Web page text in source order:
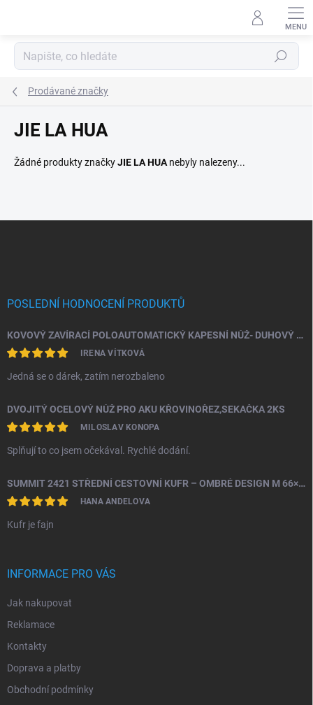
Hledat
Prodávané značky
JIE LA HUA
Žádné produkty značkyJIE LA HUA nebyly nalezeny...
POSLEDNÍ HODNOCENÍ PRODUKTŮ
KOVOVÝ ZAVÍRACÍ POLOAUTOMATICKÝ KAPESNÍ NŮŽ- DUHOVÝ ŠTÍR
IRENA VÍTKOVÁ
Jedná se o dárek, zatím nerozbaleno
DVOJITÝ OCELOVÝ NŮŽ PRO AKU KŘOVINOŘEZ,SEKAČKA 2KS
MILOSLAV KONOPA
Splňují to co jsem očekával. Rychlé dodání.
SUMMIT 2421 STŘEDNÍ CESTOVNÍ KUFR – OMBRÉ DESIGN M 66×43×26 CM, 24" | TSA ZÁMEK | 360° KOLA | PC MATERIÁL
HANA ANDELOVA
Kufr je fajn
INFORMACE PRO VÁS
Jak nakupovat
Reklamace
Kontakty
Doprava a platby
Obchodní podmínky